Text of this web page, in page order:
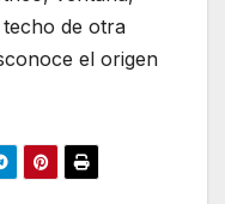
de otra
el origen